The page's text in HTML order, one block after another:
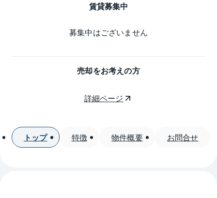
賃貸募集中
募集中はございません
売却をお考えの方
詳細ページ
トップ 特徴 物件概要 お問合せ